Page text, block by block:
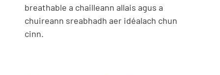
breathable a chailleann allais agus a
chuireann sreabhadh aer idéalach chun
cinn.